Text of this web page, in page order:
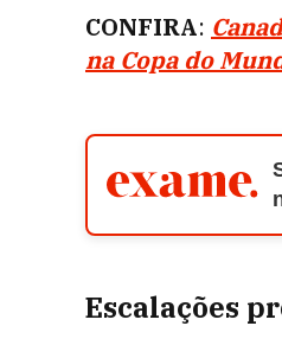
CONFIRA:
na Copa do
Escalações